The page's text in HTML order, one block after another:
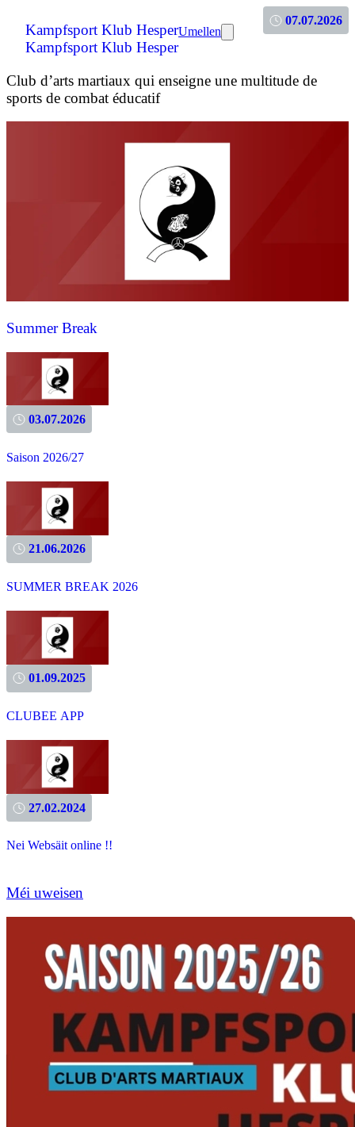
Kampfsport Klub Hesper
Kampfsport Klub Hesper
Umellen
Club d’arts martiaux qui enseigne une multitude de
sports de combat éducatif
07.07.2026
Summer Break
03.07.2026
Saison 2026/27
21.06.2026
SUMMER BREAK 2026
01.09.2025
CLUBEE APP
27.02.2024
Nei Websäit online !!
Méi uweisen